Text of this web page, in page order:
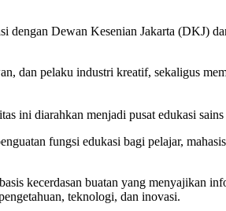
Dewan Kesenian Jakarta (DKJ)
dan pelaku industri kreatif, sekaligus
ini diarahkan menjadi pusat edukasi
fungsi edukasi bagi pelajar,
kecerdasan buatan yang menyajikan
teknologi, dan inovasi.